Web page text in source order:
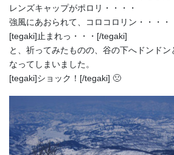
レンズキャップがポロリ・・・・
強風にあおられて、コロコロリン・・・・
[tegaki]止まれっ・・・[/tegaki]
と、祈ってみたものの、谷の下へドンドン
なってしまいました。
[tegaki]ショック！[/tegaki] 🙁